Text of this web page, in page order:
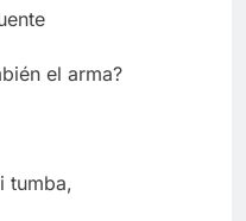
el arma?
tumba,